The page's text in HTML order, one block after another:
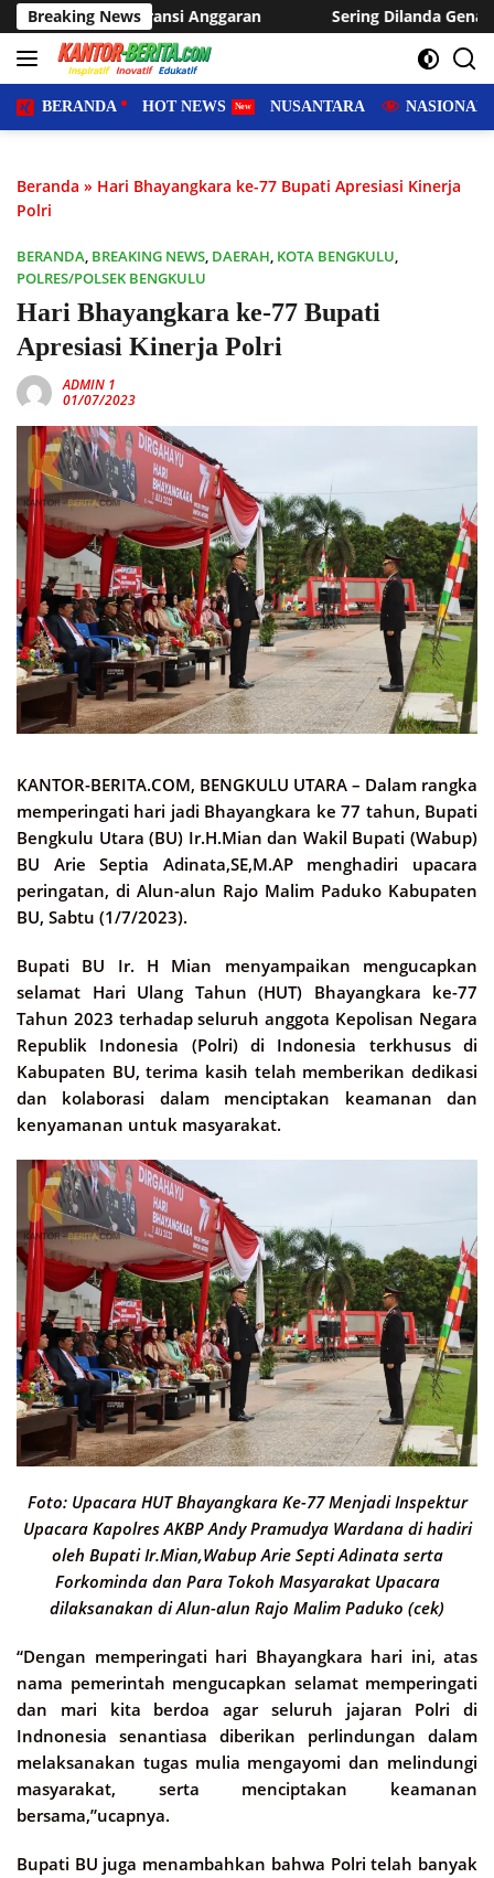
Langsung
ke
konten
Breaking News
Anggaran Sering Dilanda Genangan, Desa Sukaraja
BERANDA HOT NEWS NUSANTARA NASIONAL
Beranda » Hari Bhayangkara ke-77 Bupati Apresiasi Kinerja
Polri
BERANDA, BREAKING NEWS, DAERAH, KOTA BENGKULU,
POLRES/POLSEK BENGKULU
Hari Bhayangkara ke-77 Bupati
Apresiasi Kinerja Polri
ADMIN 1
01/07/2023
KANTOR-BERITA.COM, BENGKULU UTARA – Dalam rangka
memperingati hari jadi Bhayangkara ke 77 tahun, Bupati
Bengkulu Utara (BU) Ir.H.Mian dan Wakil Bupati (Wabup)
BU Arie Septia Adinata,SE,M.AP menghadiri upacara
peringatan, di Alun-alun Rajo Malim Paduko Kabupaten
BU, Sabtu (1/7/2023).
Bupati BU Ir. H Mian menyampaikan mengucapkan
selamat Hari Ulang Tahun (HUT) Bhayangkara ke-77
Tahun 2023 terhadap seluruh anggota Kepolisan Negara
Republik Indonesia (Polri) di Indonesia terkhusus di
Kabupaten BU, terima kasih telah memberikan dedikasi
dan kolaborasi dalam menciptakan keamanan dan
kenyamanan untuk masyarakat.
Foto: Upacara HUT Bhayangkara Ke-77 Menjadi Inspektur
Upacara Kapolres AKBP Andy Pramudya Wardana di hadiri
oleh Bupati Ir.Mian,Wabup Arie Septi Adinata serta
Forkominda dan Para Tokoh Masyarakat Upacara
dilaksanakan di Alun-alun Rajo Malim Paduko (cek)
“Dengan memperingati hari Bhayangkara hari ini, atas
nama pemerintah mengucapkan selamat memperingati
dan mari kita berdoa agar seluruh jajaran Polri di
Indnonesia senantiasa diberikan perlindungan dalam
melaksanakan tugas mulia mengayomi dan melindungi
masyarakat, serta menciptakan keamanan
bersama,”ucapnya.
Bupati BU juga menambahkan bahwa Polri telah banyak